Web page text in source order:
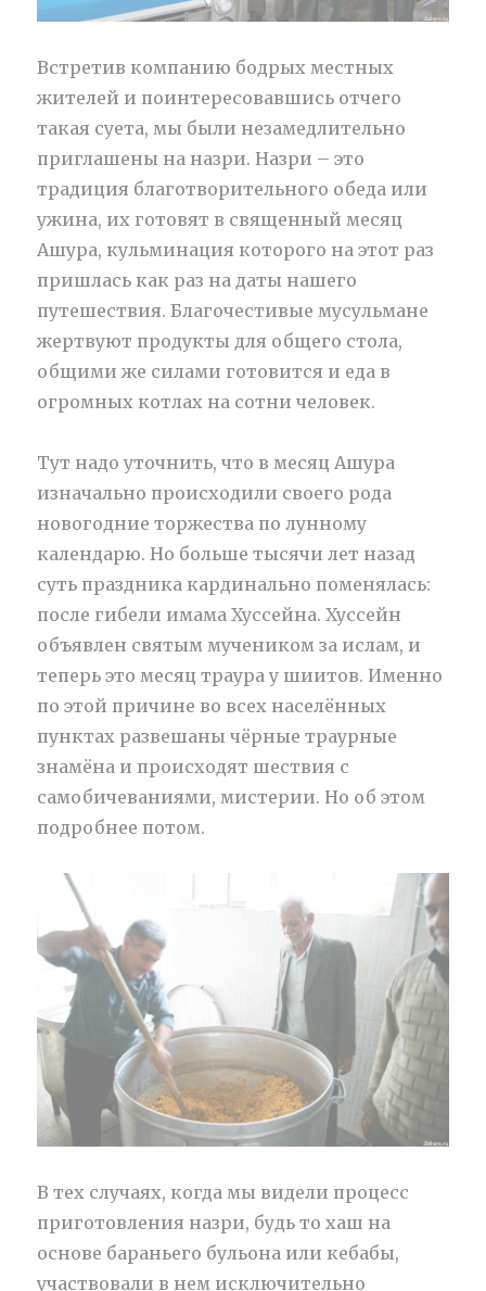
Встретив компанию бодрых местных
жителей и поинтересовавшись отчего
такая суета, мы были незамедлительно
приглашены на назри. Назри – это
традиция благотворительного обеда или
ужина, их готовят в священный месяц
Ашура, кульминация которого на этот раз
пришлась как раз на даты нашего
путешествия. Благочестивые мусульмане
жертвуют продукты для общего стола,
общими же силами готовится и еда в
огромных котлах на сотни человек.
Тут надо уточнить, что в месяц Ашура
изначально происходили своего рода
новогодние торжества по лунному
календарю. Но больше тысячи лет назад
суть праздника кардинально поменялась:
после гибели имама Хуссейна. Хуссейн
объявлен святым мучеником за ислам, и
теперь это месяц траура у шиитов. Именно
по этой причине во всех населённых
пунктах развешаны чёрные траурные
знамёна и происходят шествия с
самобичеваниями, мистерии. Но об этом
подробнее потом.
В тех случаях, когда мы видели процесс
приготовления назри, будь то хаш на
основе бараньего бульона или кебабы,
участвовали в нем исключительно